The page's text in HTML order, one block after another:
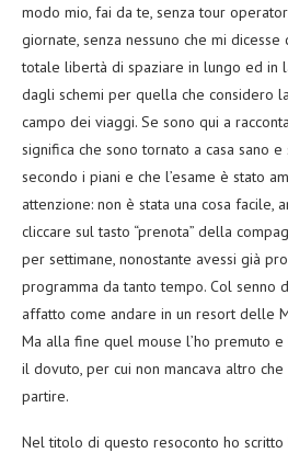
modo mio, fai da te, senza tour
giornate, senza nessuno che mi
totale libertà di spaziare in lungo ed in
dagli schemi per quella che considero
campo dei viaggi. Se sono qui a
significa che sono tornato a casa sano
secondo i piani e che l’esame è stato
attenzione: non è stata una cosa facile,
cliccare sul tasto “prenota” della
per settimane, nonostante avessi già
programma da tanto tempo. Col senno
affatto come andare in un resort delle
Ma alla fine quel mouse l’ho premuto
il dovuto, per cui non mancava altro
partire.
Nel titolo di questo resoconto ho scritto